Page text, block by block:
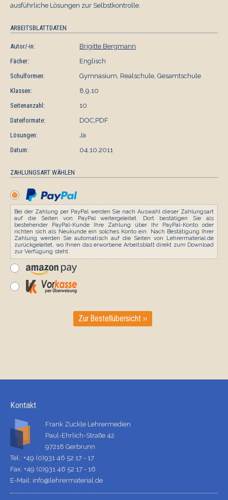
ausführliche Lösungen zur Selbstkontrolle.
ARBEITSBLATTDATEN
Autor/-in:
Brigitte Bergmann
Fächer:
Englisch
Schulformen:
Gymnasium, Realschule, Gesamtschule
Klassen:
8,9,10
Seitenanzahl:
10
Dateiformate:
DOC,PDF
Lösungen:
Ja
Datum:
04.10.2011
ZAHLUNGSART WÄHLEN
Bei der Zahlung per PayPal werden Sie nach Auswahl dieser Zahlungsart
auf die Seiten von PayPal weitergeleitet. Dort bestätigen Sie als
bestehender PayPal-Kunde Ihre Zahlung über Ihr PayPal-Konto oder
richten sich als Neukunde ein solches Konto ein. Nach Bestätigung Ihrer
Zahlung werden Sie automatisch auf die Seiten von Lehrermaterial.de
zurückgeleitet, wo Ihnen das erworbene Arbeitsblatt direkt zum Download
zur Verfügung steht.
Zur Bestellübersicht ››
Kontakt
Frank Zuckle Lehrermedien
Paul-Ehrlich-Straße 42
97218 Gerbrunn
Tel.: +49 (0)931 46 52 17 - 17
Fax: +49 (0)931 46 52 17 - 16
E-Mail: info@lehrermaterial.de